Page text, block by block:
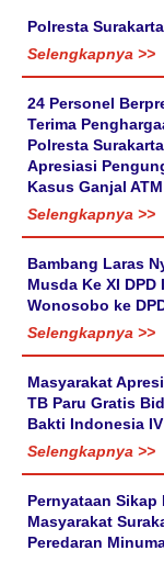
Polresta
Selengkapnya >>
24 Personel
Terima
Polresta Surakarta
Apresiasi
Kasus Ganjal
Selengkapnya >>
Bambang Laras
Musda Ke XI DPD
Wonosobo ke
Selengkapnya >>
Masyarakat
TB Paru Gratis
Bakti Indonesia
Selengkapnya >>
Pernyataan Sikap
Masyarakat
Peredaran